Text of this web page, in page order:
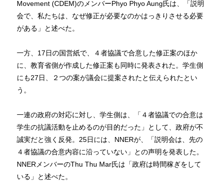
Movement (CDEM)のメンバーPhyo Phyo Aung氏は、「説明
会で、私たちは、なぜ修正が必要なのかはっきりさせる必要
がある」と述べた。
一方、17日の国営紙で、４者協議で合意した修正案のほか
に、教育省側が作成した修正案も同時に発表された。学生側
にも27日、２つの案が議会に提案されたと伝えられたとい
う。
一連の政府の対応に対し、学生側は、「４者協議での合意は
学生の抗議活動を止めるのが目的だった」として、政府が不
誠実だと強く反発。25日には、NNERが、「説明会は、先の
４者協議の合意内容に沿っていない」との声明を発表した。
NNERメンバーのThu Thu Mar氏は「政府は時間稼ぎをして
いる」と述べた。